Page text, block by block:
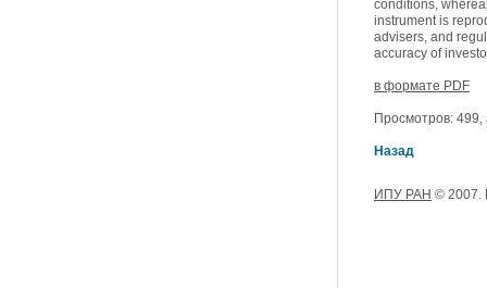
conditions,
instrument is
advisers, and
accuracy of
в формате PDF
Просмотров: 499,
Назад
ИПУ РАН © 2007.